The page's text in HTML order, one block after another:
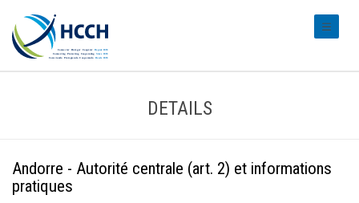
DETAILS
Andorre - Autorité centrale (art. 2) et informations
pratiques